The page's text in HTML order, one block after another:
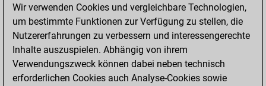
Samstag, August
26, 2023
You won
against Fritz
Fritz
Wir verwenden Cookies und vergleichbare Technologien,
um bestimmte Funktionen zur Verfügung zu stellen, die
Nutzererfahrungen zu verbessern und interessengerechte
Inhalte auszuspielen. Abhängig von ihrem
Verwendungszweck können dabei neben technisch
erforderlichen Cookies auch Analyse-Cookies sowie